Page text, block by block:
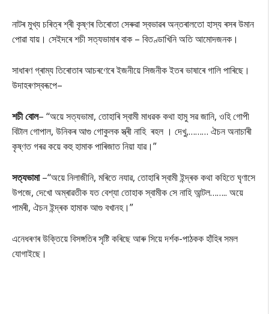
নাটৰ মুখ্য চৰিত্ৰ শ্ৰী কৃষ্ণৰ তিৰোতা সেৰুৱা স্বভাৱৰ অন্তৰালতো হাস্য ৰসৰ উমান
পোৱা যায়। সেইদৰে শচী সত্যভামাৰ বাক – বিতণ্ডাখিনি অতি আমোদজনক।
সাধাৰণ গ্ৰাম্য তিৰোতাৰ আচৰণেৰে ইজনীয়ে সিজনীক ইতৰ ভাষাৰে গালি পাৰিছে।
উদাহৰণস্বৰূপে–
শচী বোল– ‘‘অয়ে সত্যভামা, তোহাৰি স্বামী মাধৱক কথা হামু সৱ জানি, ওহি গোপী
বিটাল গোপাল, উনিকৰ আগু গোকুলক স্ত্ৰী নাহি ৰহল । দেখু,……… ঐচন অনাচাৰী
কৃষ্ণত গৰৱ কয়ে কহু হামাক পাৰিজাত নিয়া যাৱ।”
সত্যভামা–‘‘অয়ে নিলাজীনি, মৰিতে নযাৱ, তোহাৰি স্বামী ইন্দ্ৰক কথা কহিতে ঘৃণাসে
উপজে, দেখো অম্ৰাৱতীক যত বেশ্যা তোহাক স্বামীক সে নাহি আন্টল…….. অয়ে
পামৰী, ঐচন ইন্দ্ৰক হামাক আগু বখানহ।”
এনেধৰণৰ উক্তিয়ে বিসঙ্গতিৰ সৃষ্টি কৰিছে আৰু সিয়ে দৰ্শক-পাঠকক হাঁহিৰ সমল
যোগাইছে।